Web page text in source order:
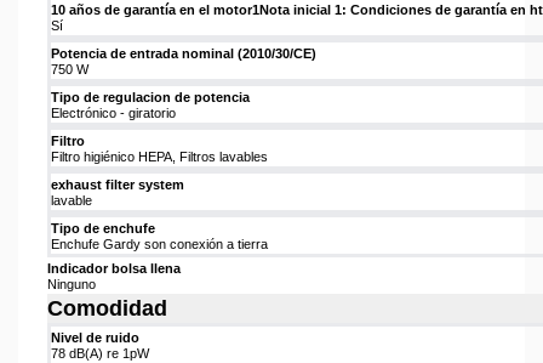
10 años de garantía en el motor1Nota inicial 1: Condiciones de garantía en
Sí
Potencia de entrada nominal (2010/30/CE)
750 W
Tipo de regulacion de potencia
Electrónico - giratorio
Filtro
Filtro higiénico HEPA, Filtros lavables
exhaust filter system
lavable
Tipo de enchufe
Enchufe Gardy son conexión a tierra
Indicador bolsa llena
Ninguno
Comodidad
Nivel de ruido
78 dB(A) re 1pW